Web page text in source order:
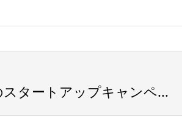
スタートアップキャンペ...